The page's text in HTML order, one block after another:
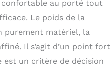
par jour. Pour Elle
femme S86 est
utiles : système
sédentaire,
confortable au porté tout
Le poids de la
purement matériel, la
Il s’agit d’un point fort
est un critère de décision